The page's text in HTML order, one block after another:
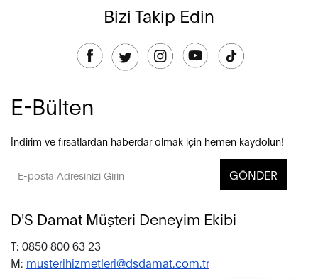
Bizi Takip Edin
E-Bülten
İndirim ve fırsatlardan haberdar olmak için hemen kaydolun!
GÖNDER
D'S Damat Müşteri Deneyim Ekibi
T: 0850 800 63 23
M: musterihizmetleri@dsdamat.com.tr